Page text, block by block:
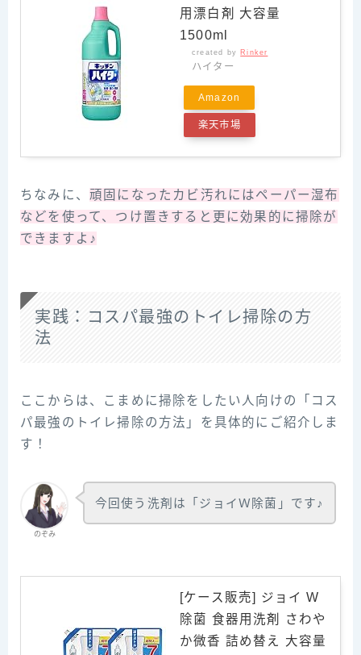
用漂白剤 大容量
1500ml
created by Rinker
ハイター
Amazon
楽天市場
ちなみに、 頑固になったカビ汚れにはペーパー湿布
などを使って、つけ置きすると更に効果的に掃除が
できますよ♪
実践：コスパ最強のトイレ掃除の方
法
ここからは、こまめに掃除をしたい人向けの「コス
パ最強のトイレ掃除の方法」を具体的にご紹介しま
す！
のぞみ
今回使う洗剤は「ジョイＷ除菌」です♪
[ケース販売] ジョイ W
除菌 食器用洗剤 さわや
か微香 詰め替え 大容量